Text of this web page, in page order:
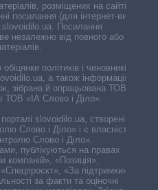
розміщених на сайті,
посилання (для інтернет-видань
Посилання
незалежно від повного або
політиків і чиновників,
а також інформація про
зібрана й опрацьована ТОВ «ІА
ТОВ «ІА Слово і Діло».
slovoidilo.ua, створені ГО
Слово і Діло» і є власністю
Слово і Діло».
публікуються на правах
«Позиція»,
«За підтримки».
за факти та оціночні